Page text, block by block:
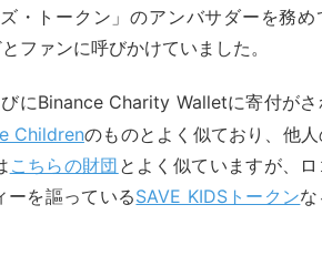
・トークン」のアンバサダーを務め
ファンに呼びかけていました。
にBinance Charity Walletに寄付がさ
Childrenのものとよく似ており、他
こちらの財団 とよく似ていますが、
ーを謳っているSAVE KIDSトークン